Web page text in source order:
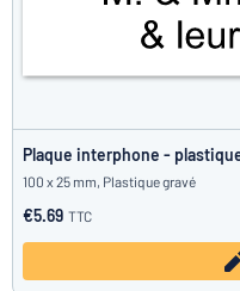
Plaque interphone -
100 x 25 mm, Plastique gravé
€5.69 TTC